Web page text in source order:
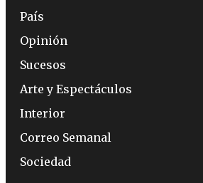
País
Opinión
Sucesos
Arte y Espectáculos
Interior
Correo Semanal
Sociedad